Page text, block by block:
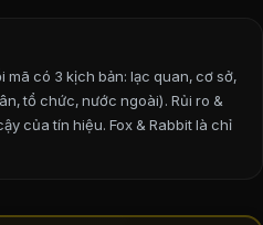
mã có 3 kịch bản: lạc quan, cơ sở,
tổ chức, nước ngoài). Rủi ro &
của tín hiệu. Fox & Rabbit là chỉ